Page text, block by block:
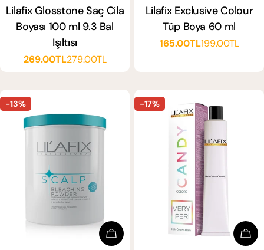
Lilafix Glosstone Saç Cila
Boyası 100 ml 9.3 Bal
Işıltısı
Satış
269.00TLNormal
279.00TL
Lilafix Exclusive Colour
Tüp Boya 60 ml
Satış
165.00TLNormal
199.00TL
-13%
Sepete Ekle
-17%